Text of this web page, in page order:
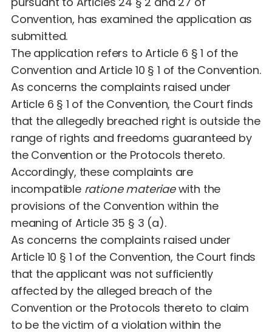
Convention, has examined the application as
submitted.
The application refers to Article 6 § 1 of the
Convention and Article 10 § 1 of the Convention.
As concerns the complaints raised under
Article 6 § 1 of the Convention, the Court finds
that the allegedly breached right is outside the
range of rights and freedoms guaranteed by
the Convention or the Protocols thereto.
Accordingly, these complaints are
incompatible ratione materiaewith the
provisions of the Convention within the
meaning of Article 35 § 3 (a).
As concerns the complaints raised under
Article 10 § 1 of the Convention, the Court finds
that the applicant was not sufficiently
affected by the alleged breach of the
Convention or the Protocols thereto to claim
to be the victim of a violation within the